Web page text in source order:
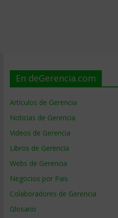
En deGerencia.com
Artículos de Gerencia
Noticias de Gerencia
Videos de Gerencia
Libros de Gerencia
Webs de Gerencia
Negocios por País
Colaboradores de Gerencia
Glosario